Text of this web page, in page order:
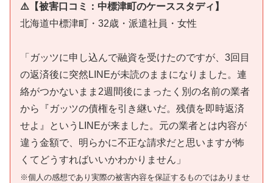
⚠️【被害口コミ：中標津町のケーススタディ】
北海道中標津町・32歳・派遣社員・女性
「ガッツに申し込んで融資を受けたのですが、3回目
の返済後に突然LINEが未読のままになりました。連
絡がつかないまま2週間後にまったく別の名前の業者
から『ガッツの債権を引き継いだ。残債を即時返済
せよ』というLINEが来ました。元の業者とは内容が
違う金額で、明らかに不正な請求だと思いますが怖
くてどうすればいいかわかりません」
※個人の感想であり実際の被害内容を保証するものではありませ